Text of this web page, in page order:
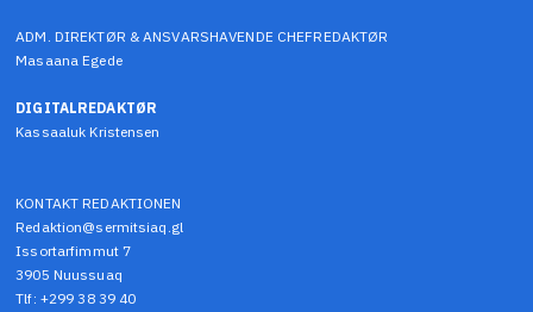
ADM. DIREKTØR & ANSVARSHAVENDE CHEFREDAKTØR
Masaana Egede
DIGITALREDAKTØR
Kassaaluk Kristensen
KONTAKT REDAKTIONEN
Redaktion@sermitsiaq.gl
Issortarfimmut 7
3905 Nuussuaq
Tlf: +299 38 39 40